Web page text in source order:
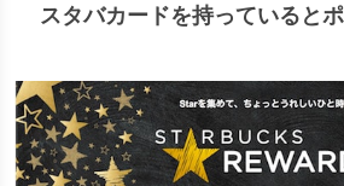
スタバカードを持っていると